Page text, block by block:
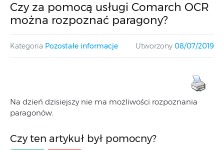
Czy za pomocą usługi Comarch OCR
można rozpoznać paragony?
Kategoria Pozostałe informacje Utworzony 08/07/2019
Na dzień dzisiejszy nie ma możliwości rozpoznania
paragonów.
Czy ten artykuł był pomocny?